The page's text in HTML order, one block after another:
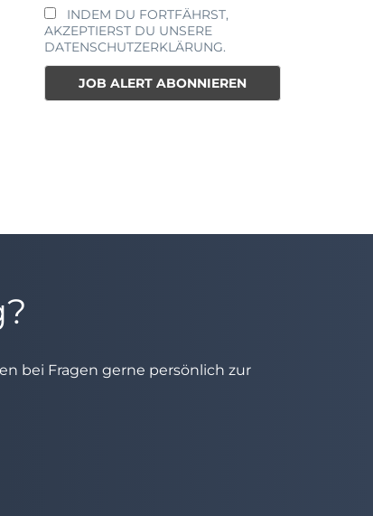
INDEM DU FORTFÄHRST,
AKZEPTIERST DU UNSERE
DATENSCHUTZERKLÄRUNG.
bei Fragen gerne persönlich zur